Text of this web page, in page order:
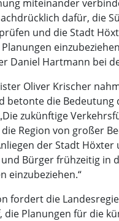
miteinander
dafür, die
und die Stadt
Daniel Hartmann bei
Oliver Krischer
betonte die Bedeutung
zukünftige
Region von großer
der Stadt Höxter
Bürger frühzeitig in
einzubeziehen.“
fordert die
die Planungen für die